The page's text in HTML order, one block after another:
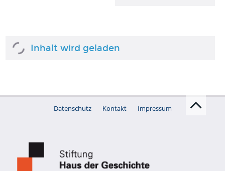
Inhalt wird geladen
Datenschutz Kontakt Impressum